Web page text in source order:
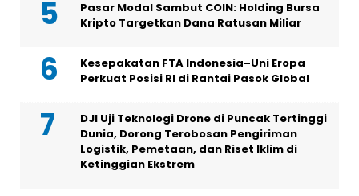
Pasar Modal Sambut COIN: Holding Bursa
Kripto Targetkan Dana Ratusan Miliar
Kesepakatan FTA Indonesia–Uni Eropa
Perkuat Posisi RI di Rantai Pasok Global
DJI Uji Teknologi Drone di Puncak Tertinggi
Dunia, Dorong Terobosan Pengiriman
Logistik, Pemetaan, dan Riset Iklim di
Ketinggian Ekstrem